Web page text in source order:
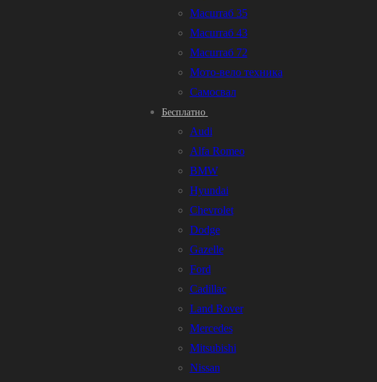
Масштаб 35
Масштаб 43
Масштаб 72
Мото-вело техника
Самосвал
Бесплатно
Audi
Alfa Romeo
BMW
Hyundai
Chevrolet
Dodge
Gazelle
Ford
Cadillac
Land Rover
Mercedes
Mitsubishi
Nissan